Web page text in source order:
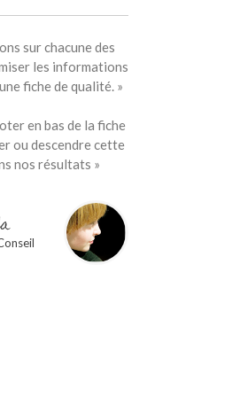
sur chacune des
les informations
fiche de qualité. »
en bas de la fiche
ou descendre cette
nos résultats »